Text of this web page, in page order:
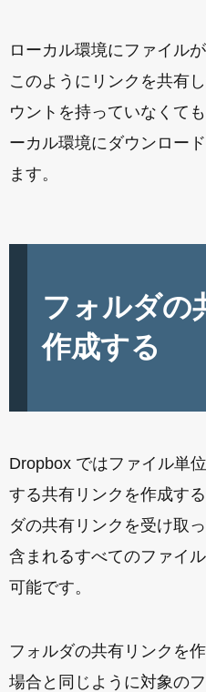
ローカル環境にファイル
このようにリンクを共有
ウントを持っていなくて
ーカル環境にダウンロー
ます。
フォルダの
作成する
Dropbox ではファイル単
する共有リンクを作成す
ダの共有リンクを受け取
含まれるすべてのファイ
可能です。
フォルダの共有リンクを
場合と同じように対象の